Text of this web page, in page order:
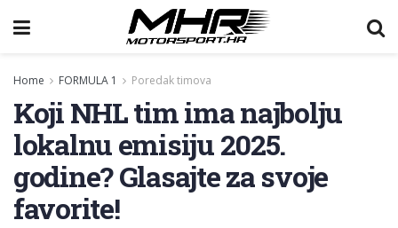
Home FORMULA 1 Poredak timova
Koji NHL tim ima najbolju
lokalnu emisiju 2025.
godine? Glasajte za svoje
favorite!